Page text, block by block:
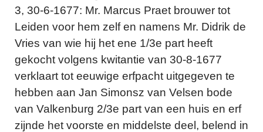
3, 30-6-1677: Mr. Marcus Praet brouwer tot
Leiden voor hem zelf en namens Mr. Didrik de
Vries van wie hij het ene 1/3e part heeft
gekocht volgens kwitantie van 30-8-1677
verklaart tot eeuwige erfpacht uitgegeven te
hebben aan Jan Simonsz van Velsen bode
van Valkenburg 2/3e part van een huis en erf
zijnde het voorste en middelste deel, belend in